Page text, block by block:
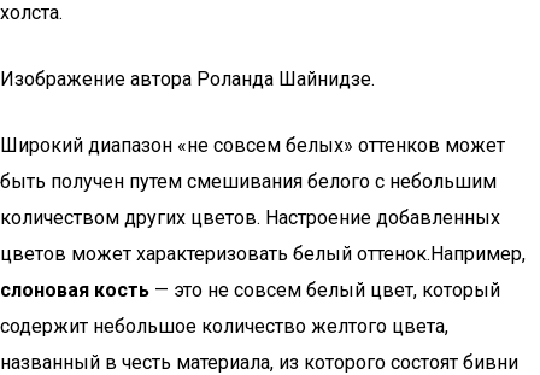
холста.
Изображение автора Роланда Шайнидзе.
Широкий диапазон «не совсем белых» оттенков может
быть получен путем смешивания белого с небольшим
количеством других цветов. Настроение добавленных
цветов может характеризовать белый оттенок.Например,
слоновая кость — это не совсем белый цвет, который
содержит небольшое количество желтого цвета,
названный в честь материала, из которого состоят бивни